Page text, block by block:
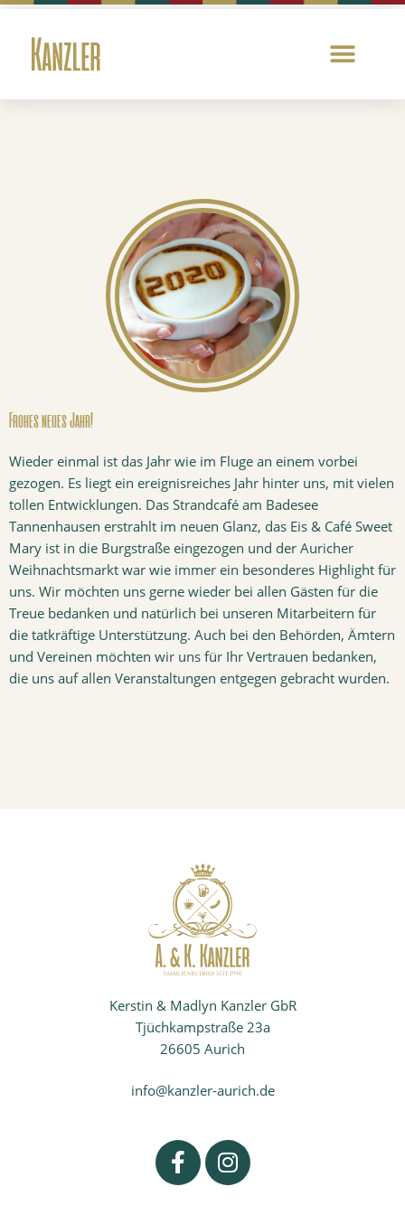
Frohes neues Jahr!
Wieder einmal ist das Jahr wie im Fluge an einem vorbei
gezogen. Es liegt ein ereignisreiches Jahr hinter uns, mit vielen
tollen Entwicklungen. Das Strandcafé am Badesee
Tannenhausen erstrahlt im neuen Glanz, das Eis & Café Sweet
Mary ist in die Burgstraße eingezogen und der Auricher
Weihnachtsmarkt war wie immer ein besonderes Highlight für
uns. Wir möchten uns gerne wieder bei allen Gästen für die
Treue bedanken und natürlich bei unseren Mitarbeitern für
die tatkräftige Unterstützung. Auch bei den Behörden, Ämtern
und Vereinen möchten wir uns für Ihr Vertrauen bedanken,
die uns auf allen Veranstaltungen entgegen gebracht wurden.
Kerstin & Madlyn Kanzler GbR
Tjüchkampstraße 23a
26605 Aurich
info@kanzler-aurich.de